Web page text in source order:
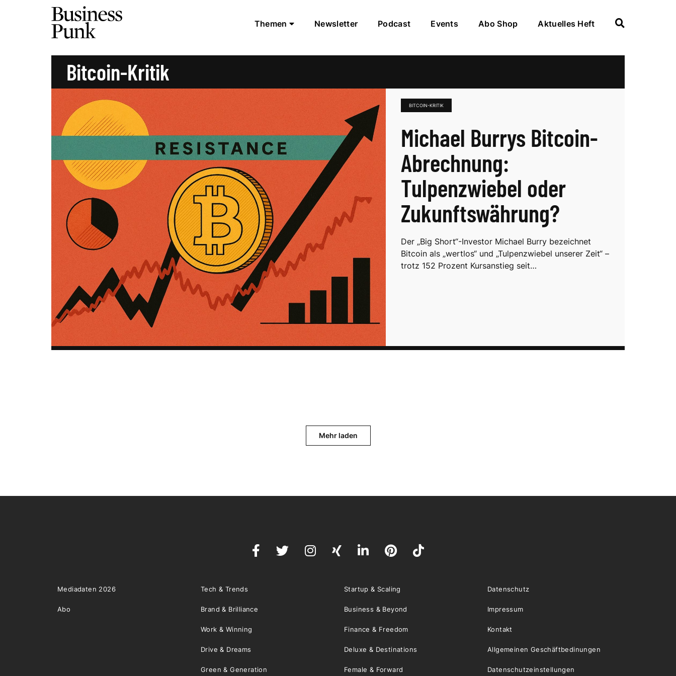
Themen Newsletter Podcast Events Abo Shop Aktuelles Heft
Bitcoin-Kritik
BITCOIN-KRITIK
Michael Burrys Bitcoin-
Abrechnung:
Tulpenzwiebel oder
Zukunftswährung?
Der „Big Short“-Investor Michael Burry bezeichnet
Bitcoin als „wertlos“ und „Tulpenzwiebel unserer Zeit“ –
trotz 152 Prozent Kursanstieg seit…
Mehr laden
Mediadaten 2026
Abo
Tech & Trends Startup & Scaling
Brand & Brilliance Business & Beyond
Work & Winning Finance & Freedom
Drive & Dreams Deluxe & Destinations
Green & Generation Female & Forward
Datenschutz
Impressum
Kontakt
Allgemeinen Geschäftbedinungen
Datenschutzeinstellungen